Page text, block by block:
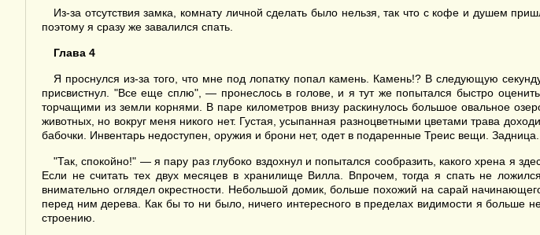
Из-за отсутствия замка, комнату личной сделать было нельзя, так что с кофе и душем
поэтому я сразу же завалился спать.
Глава 4
Я проснулся из-за того, что мне под лопатку попал камень. Камень!? В следующую
присвистнул. "Все еще сплю", — пронеслось в голове, и я тут же попытался быстро
торчащими из земли корнями. В паре километров внизу раскинулось большое овальное
животных, но вокруг меня никого нет. Густая, усыпанная разноцветными цветами трава
бабочки. Инвентарь недоступен, оружия и брони нет, одет в подаренные Треис вещи. Задница...
"Так, спокойно!" — я пару раз глубоко вздохнул и попытался сообразить, какого хрена я
Если не считать тех двух месяцев в хранилище Вилла. Впрочем, тогда я спать не
внимательно оглядел окрестности. Небольшой домик, больше похожий на сарай
перед ним дерева. Как бы то ни было, ничего интересного в пределах видимости я
строению.